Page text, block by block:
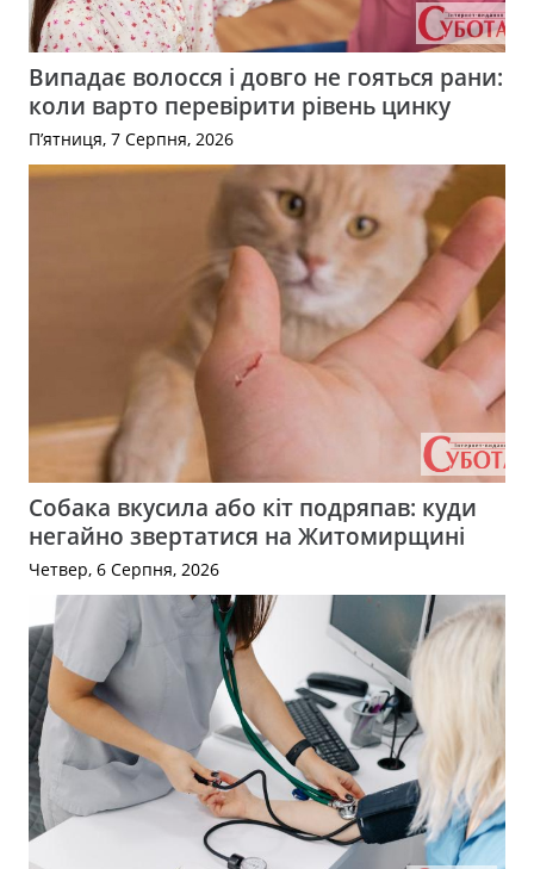
Випадає волосся і довго не гояться рани:
коли варто перевірити рівень цинку
П’ятниця, 7 Серпня, 2026
Собака вкусила або кіт подряпав: куди
негайно звертатися на Житомирщині
Четвер, 6 Серпня, 2026